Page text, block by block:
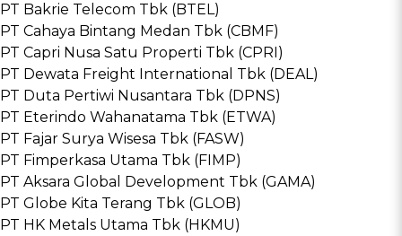
PT Bakrie Telecom Tbk (BTEL)
PT Cahaya Bintang Medan Tbk (CBMF)
PT Capri Nusa Satu Properti Tbk (CPRI)
PT Dewata Freight International Tbk (DEAL)
PT Duta Pertiwi Nusantara Tbk (DPNS)
PT Eterindo Wahanatama Tbk (ETWA)
PT Fajar Surya Wisesa Tbk (FASW)
PT Fimperkasa Utama Tbk (FIMP)
PT Aksara Global Development Tbk (GAMA)
PT Globe Kita Terang Tbk (GLOB)
PT HK Metals Utama Tbk (HKMU)